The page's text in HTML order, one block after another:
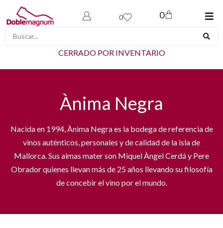
0 0
CERRADO POR INVENTARIO
Ànima Negra
Nacida en 1994, Ànima Negra es la bodega de referencia de
vinos auténticos, personales y de calidad de la isla de
Mallorca. Sus almas mater son Miquel Àngel Cerdá y Pere
Obrador quienes llevan más de 25 años llevando su filosofía
de concebir el vino por el mundo.